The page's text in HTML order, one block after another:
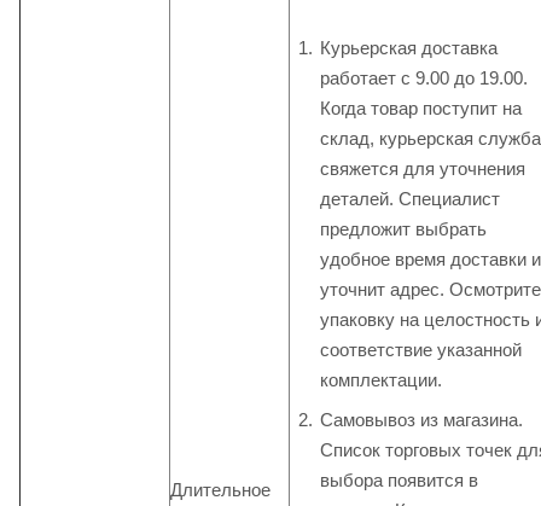
Длительное
Курьерская доставка
работает с 9.00 до 19.00.
Когда товар поступит на
склад, курьерская служба
свяжется для уточнения
деталей. Специалист
предложит выбрать
удобное время доставки и
уточнит адрес. Осмотрите
упаковку на целостность
соответствие указанной
комплектации.
Самовывоз из магазина.
Список торговых точек
выбора появится в